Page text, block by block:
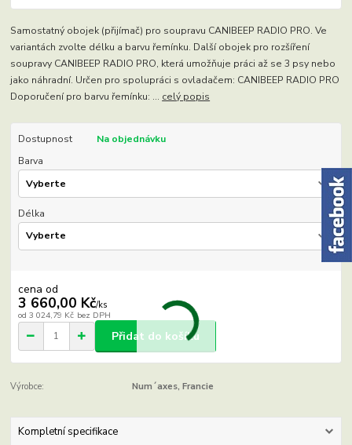
Samostatný obojek (přijímač) pro soupravu CANIBEEP RADIO PRO. Ve
variantách zvolte délku a barvu řemínku. Další obojek pro rozšíření
soupravy CANIBEEP RADIO PRO, která umožňuje práci až se 3 psy nebo
jako náhradní. Určen pro spolupráci s ovladačem: CANIBEEP RADIO PRO
Doporučení pro barvu řemínku: ... celý popis
Dostupnost
Na objednávku
Barva
Délka
cena od
3 660,00 Kč/ks
od 3 024,79 Kč bez DPH
Přidat do košíku
Výrobce: Num´axes, Francie
Kompletní specifikace